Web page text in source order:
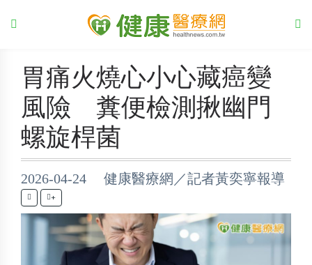
胃痛火燒心小心藏癌變
風險 糞便檢測揪幽門
螺旋桿菌
2026-04-24 健康醫療網／記者黃奕寧報導
+